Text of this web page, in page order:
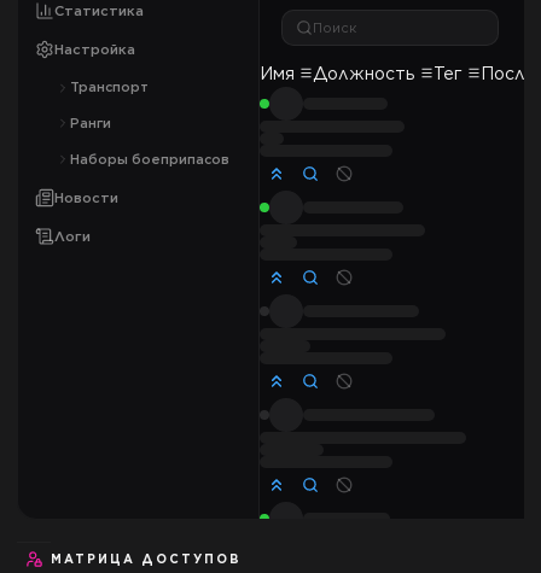
Статистика
Настройка
Транспорт
Ранги
Наборы боеприпасов
Новости
Логи
Поиск
Имя Должность Тег
МАТРИЦА ДОСТУПОВ